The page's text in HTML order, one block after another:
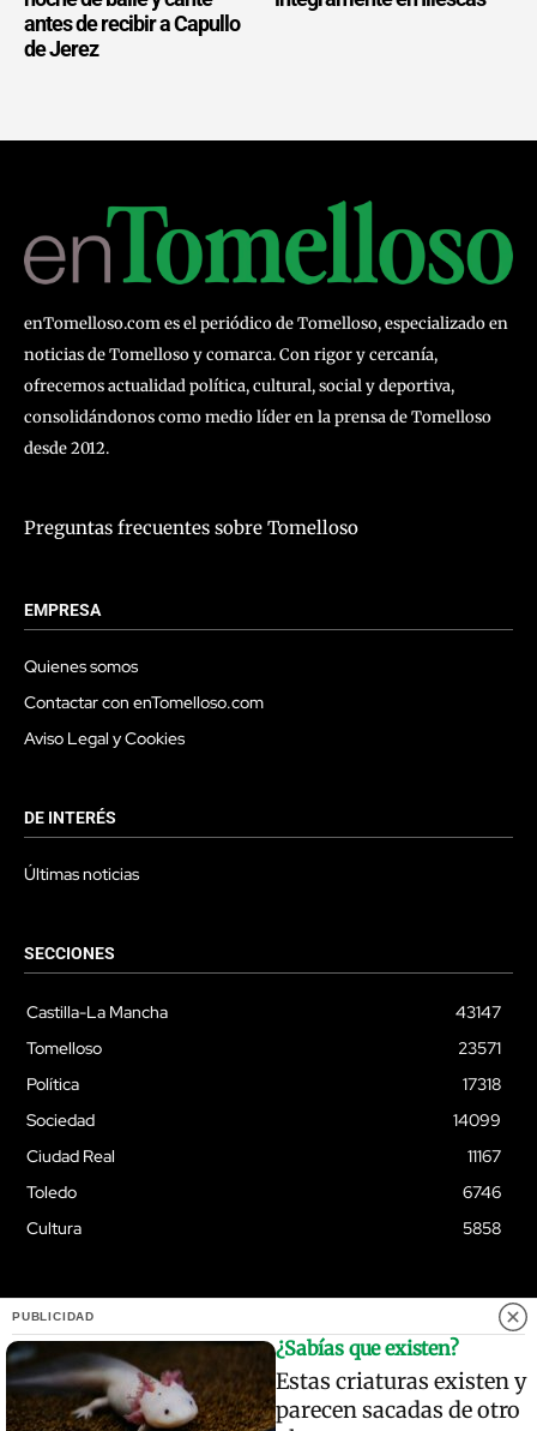
antes de recibir a Capullo
de Jerez
enTomelloso.com es el periódico de Tomelloso, especializado en
noticias de Tomelloso y comarca. Con rigor y cercanía,
ofrecemos actualidad política, cultural, social y deportiva,
consolidándonos como medio líder en la prensa de Tomelloso
desde 2012.
Preguntas frecuentes sobre Tomelloso
EMPRESA
Quienes somos
Contactar con enTomelloso.com
Aviso Legal y Cookies
DE INTERÉS
Últimas noticias
SECCIONES
Castilla-La Mancha
43147
Tomelloso
23571
Política
17318
Sociedad
14099
Ciudad Real
11167
Toledo
6746
Cultura
5858
© Quixoteus
PUBLICIDAD
¿Sabías que existen?
Estas criaturas existen y
parecen sacadas de otro